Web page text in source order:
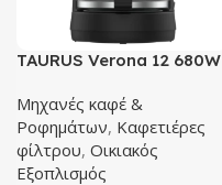
TAURUS Verona 12 680W
Μηχανές καφέ &
Ροφημάτων, Καφετιέρες
φίλτρου, Οικιακός
Εξοπλισμός